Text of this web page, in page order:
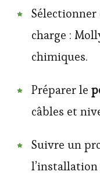
Sélectionner
charge :
chimiques.
Préparer le
câbles et
Suivre un
l’installation